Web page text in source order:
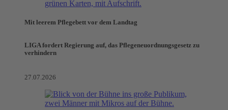
Mit leerem Pflegebett vor dem Landtag
LIGA fordert Regierung auf, das Pflegeneuordnungsgesetz zu
verhindern
27.07.2026